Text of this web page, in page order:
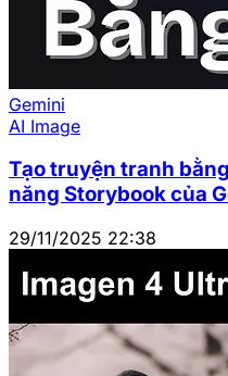
Gemini
AI Image
Tạo truyện tranh
năng Storybook của
29/11/2025 22:38